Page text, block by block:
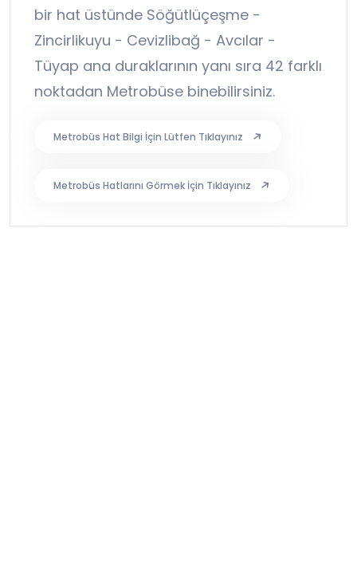
bir hat üstünde Söğütlüçeşme -
Zincirlikuyu - Cevizlibağ - Avcılar -
Tüyap ana duraklarının yanı sıra 42 farklı
noktadan Metrobüse binebilirsiniz.
Metrobüs Hat Bilgi İçin Lütfen Tıklayınız
Metrobüs Hatlarını Görmek İçin Tıklayınız